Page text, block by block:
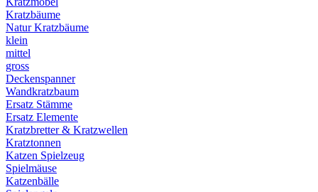
Kratzbäume
Natur Kratzbäume
klein
mittel
gross
Deckenspanner
Wandkratzbaum
Ersatz Stämme
Ersatz Elemente
Kratzbretter & Kratzwellen
Kratztonnen
Katzen Spielzeug
Spielmäuse
Katzenbälle